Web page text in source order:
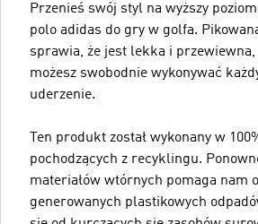
Przenieś swój styl na wyższy
polo adidas do gry w golfa.
sprawia, że jest lekka i
możesz swobodnie wykonywać
uderzenie.
Ten produkt został wykonany w
pochodzących z recyklingu.
materiałów wtórnych pomaga nam
generowanych plastikowych